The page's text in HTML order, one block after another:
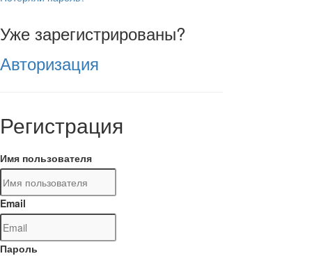
Уже зарегистрированы?
Авторизация
Регистрация
Имя пользователя
Email
Пароль